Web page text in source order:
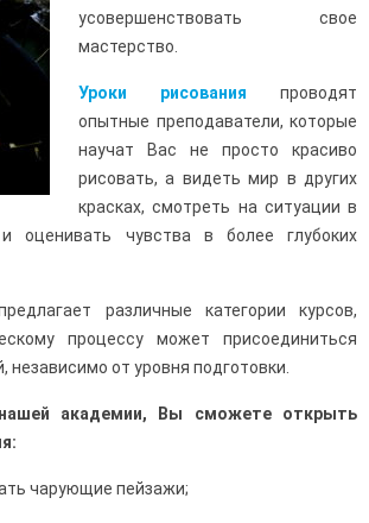
усовершенствовать свое
мастерство.
Уроки рисования проводят
опытные преподаватели, которые
научат Вас не просто красиво
рисовать, а видеть мир в других
красках, смотреть на ситуации в
оценивать чувства в более глубоких
различные категории курсов,
процессу может присоединиться
от уровня подготовки.
академии, Вы сможете открыть
чарующие пейзажи;